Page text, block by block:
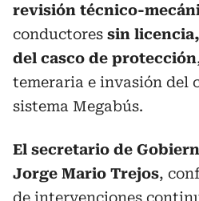
revisión técnico-
conductores sin
del casco de protección
temeraria e invasión del
sistema Megabús.
El secretario de
Jorge Mario Trejos,
de intervenciones